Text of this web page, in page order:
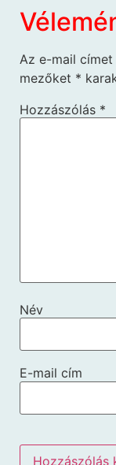
Az e-mail
mezőket *
Hozzászólás *
Név
E-mail cím